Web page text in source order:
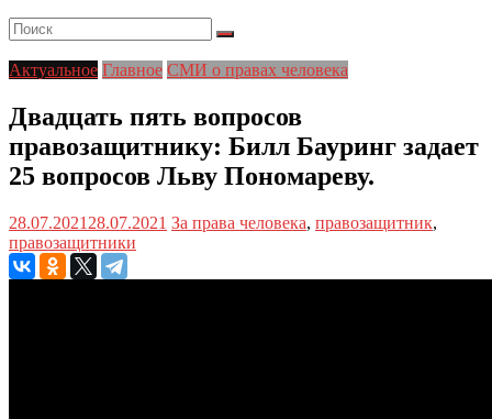
Актуальное Главное СМИ о правах человека
Двадцать пять вопросов
правозащитнику: Билл Бауринг задает
25 вопросов Льву Пономареву.
28.07.2021 28.07.2021 За права человека, правозащитник,
правозащитники